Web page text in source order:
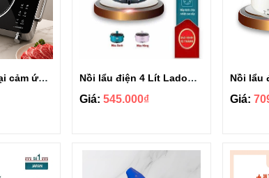
Bếp hồng ngoại cảm ứng Gropa G1-602 Nồi lẩu điện 4 Lít Ladomax HA-238
Giá:545.000₫ Giá: